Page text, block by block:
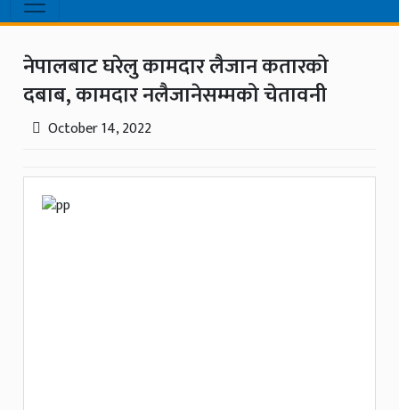
नेपालबाट घरेलु कामदार लैजान कतारको
दबाब, कामदार नलैजानेसम्मको चेतावनी
October 14, 2022